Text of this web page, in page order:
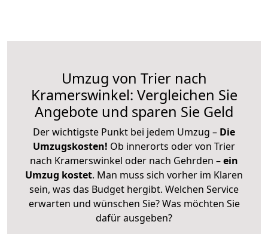
Umzug von Trier nach
Kramerswinkel: Vergleichen Sie
Angebote und sparen Sie Geld
Der wichtigste Punkt bei jedem Umzug – Die
Umzugskosten! Ob innerorts oder von Trier
nach Kramerswinkel oder nach Gehrden –ein
Umzug kostet. Man muss sich vorher im Klaren
sein, was das Budget hergibt. Welchen Service
erwarten und wünschen Sie? Was möchten Sie
dafür ausgeben?